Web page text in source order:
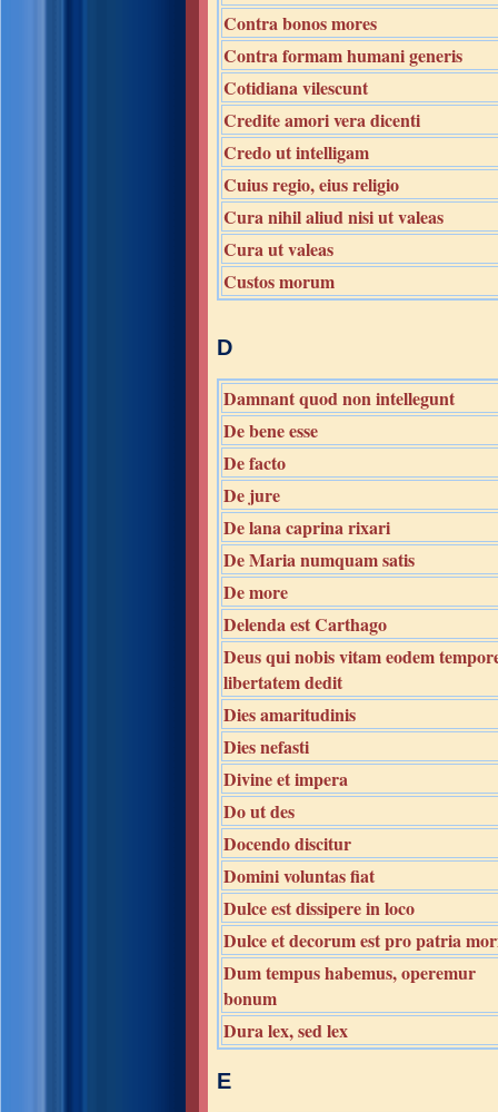
Contra bonos mores
Contra formam humani generis
Cotidiana vilescunt
Credite amori vera dicenti
Credo ut intelligam
Cuius regio, eius religio
Cura nihil aliud nisi ut valeas
Cura ut valeas
Custos morum
D
Damnant quod non intellegunt
De bene esse
De facto
De jure
De lana caprina rixari
De Maria numquam satis
De more
Delenda est Carthago
Deus qui nobis vitam eodem
libertatem dedit
Dies amaritudinis
Dies nefasti
Divine et impera
Do ut des
Docendo discitur
Domini voluntas fiat
Dulce est dissipere in loco
Dulce et decorum est pro patria
Dum tempus habemus, operemur
bonum
Dura lex, sed lex
E